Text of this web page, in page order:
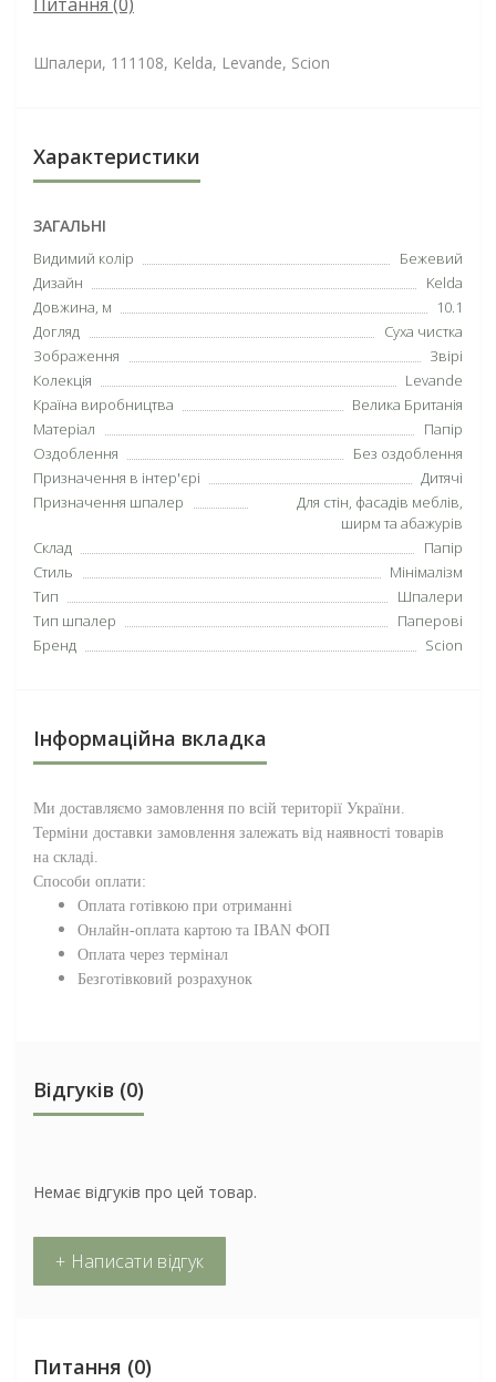
Шпалери, 111108, Kelda, Levande, Scion
Характеристики
ЗАГАЛЬНІ
Видимий колір
Бежевий
Дизайн
Kelda
Довжина, м
10.1
Догляд
Суха чистка
Зображення
Звірі
Колекція
Levande
Країна виробництва
Велика Британія
Матеріал
Папір
Оздоблення
Без оздоблення
Призначення в інтер'єрі
Дитячі
Призначення шпалер
Для стін, фасадів меблів,
ширм та абажурів
Склад
Папір
Стиль
Мінімалізм
Тип
Шпалери
Тип шпалер
Паперові
Бренд
Scion
Інформаційна вкладка
Ми доставляємо замовлення по всій території України.
Терміни доставки замовлення залежать від наявності товарів
на складі.
Способи оплати:
Оплата готівкою при отриманні
Онлайн-оплата картою та IBAN ФОП
Оплата через термінал
Безготівковий розрахунок
Відгуків (0)
Немає відгуків про цей товар.
+ Написати відгук
Питання (0)